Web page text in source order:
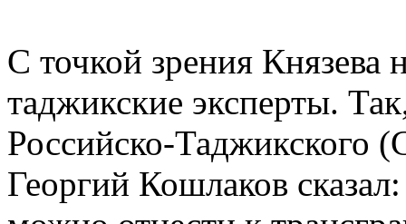
С точкой зрения Князева
таджикские эксперты.
Российско-Таджикского
Георгий Кошлаков